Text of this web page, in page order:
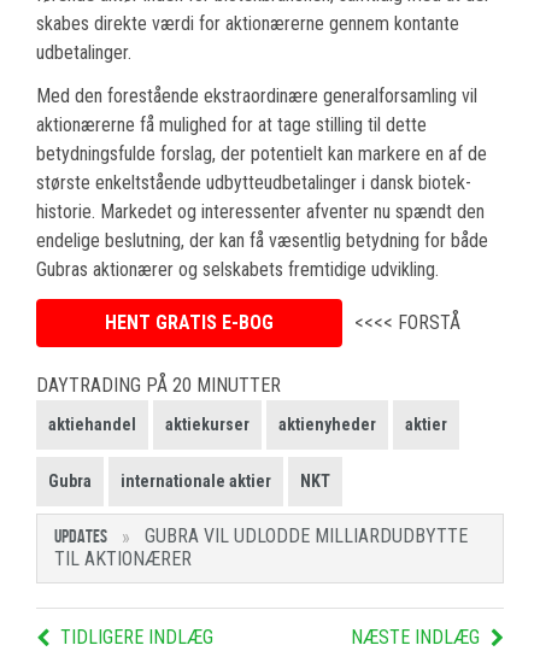
skabes direkte værdi for aktionærerne gennem kontante
udbetalinger.
Med den forestående ekstraordinære generalforsamling vil
aktionærerne få mulighed for at tage stilling til dette
betydningsfulde forslag, der potentielt kan markere en af de
største enkeltstående udbytteudbetalinger i dansk biotek-
historie. Markedet og interessenter afventer nu spændt den
endelige beslutning, der kan få væsentlig betydning for både
Gubras aktionærer og selskabets fremtidige udvikling.
HENT GRATIS E-BOG <<<< FORSTÅ
DAYTRADING PÅ 20 MINUTTER
aktiehandel aktiekurser aktienyheder aktier
Gubra internationale aktier NKT
UPDATES
GUBRA VIL UDLODDE MILLIARDUDBYTTE
TIL AKTIONÆRER
TIDLIGERE INDLÆG NÆSTE INDLÆG